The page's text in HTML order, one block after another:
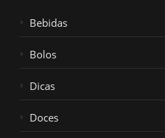
Bebidas
Bolos
Dicas
Doces